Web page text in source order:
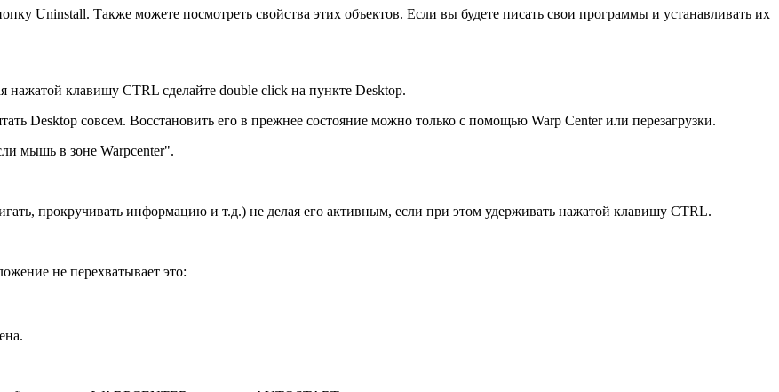
Uninstall. Также можете посмотреть свойства этих объектов. Если вы будете писать свои программы и устанавливать их
клавишу CTRL сделайте double click на пункте Desktop.
Desktop совсем. Восстановить его в прежнее состояние можно только с помощью Warp Center или перезагрузки.
мышь в зоне Warpcenter".
прокручивать информацию и т.д.) не делая его активным, если при этом удерживать нажатой клавишу CTRL.
не перехватывает это: